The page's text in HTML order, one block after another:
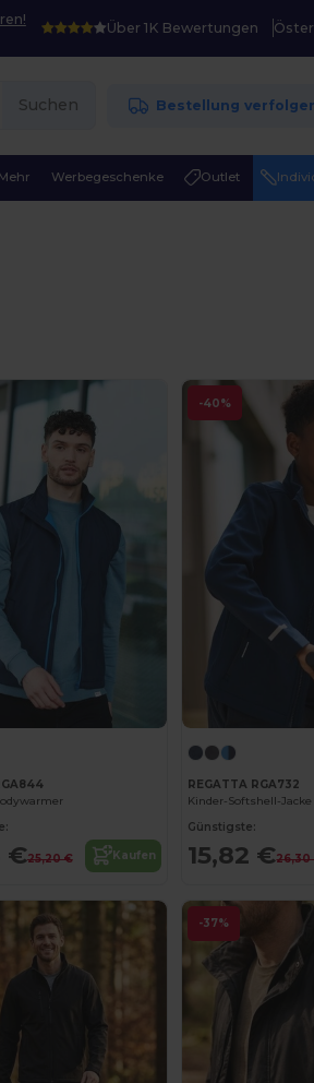
Über 1K Bewertungen
Suchen Bestellung
Mehr Werbegeschenke Outlet
€25,20 € Kaufen
-40%
REGATTA RGA732
Kinder-Softshell-Jacke
Günstigste:
15,82 €26,30
-37%